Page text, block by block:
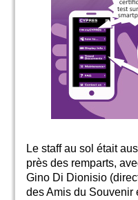
Le staff au sol était
près des remparts,
Gino Di Dionisio
des Amis du Souvenir